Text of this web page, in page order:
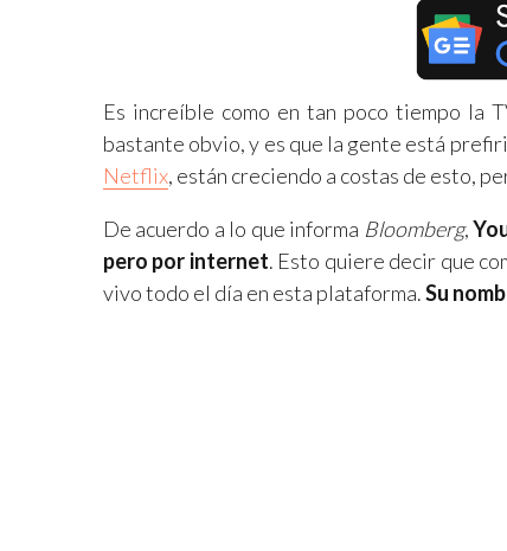
Es increíble como en tan poco tiempo la
bastante obvio, y es que la gente está
Netflix, están creciendo a costas de esto,
De acuerdo a lo que informa Bloomberg,
pero por internet. Esto quiere decir que
vivo todo el día en esta plataforma.Su